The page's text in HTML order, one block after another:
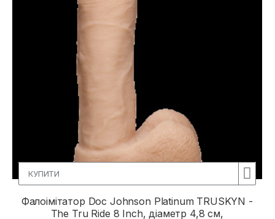
КУПИТИ
Фалоімітатор Doc Johnson Platinum TRUSKYN -
The Tru Ride 8 Inch, діаметр 4,8 см,